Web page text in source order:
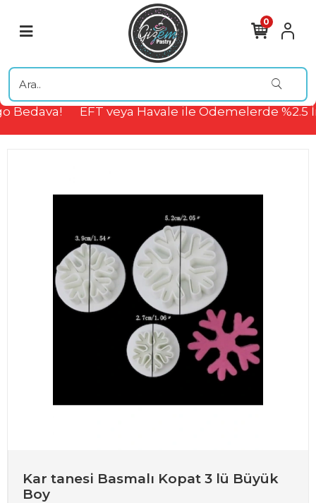
Bedava! EFT veya Havale ile Ödemelerde %2.5
0
Kar tanesi Basmalı Kopat 3 lü Büyük
Boy